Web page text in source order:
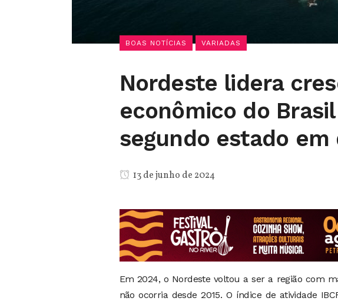
BOAS NOTÍCIAS VARIADAS
Nordeste lidera
econômico do
segundo estado
13 de junho de 2024
Em 2024, o Nordeste voltou a ser a região com
não ocorria desde 2015. O índice de atividade